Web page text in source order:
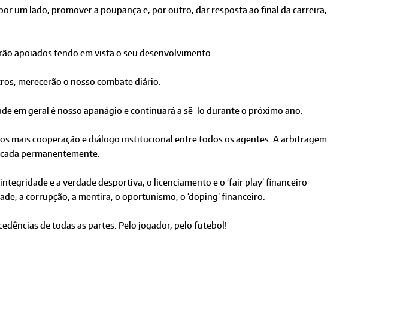
um lado, promover a poupança e, por outro, dar resposta ao final da carreira,
apoiados tendo em vista o seu desenvolvimento.
merecerão o nosso combate diário.
em geral é nosso apanágio e continuará a sê-lo durante o próximo ano.
mais cooperação e diálogo institucional entre todos os agentes. A arbitragem
permanentemente.
e a verdade desportiva, o licenciamento e o ‘fair play’ financeiro
a corrupção, a mentira, o oportunismo, o ‘doping’ financeiro.
de todas as partes. Pelo jogador, pelo futebol!